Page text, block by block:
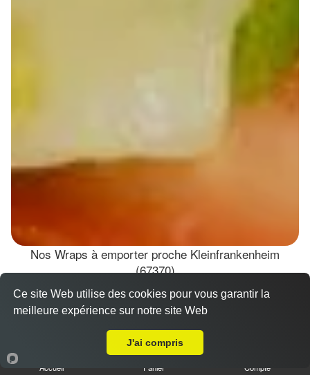
Nos Wraps à emporter proche Kleinfrankenheim
(67370)
Wraps Chicken
8.50 €
Accueil Panier Compte
Ce site Web utilise des cookies pour vous garantir la
meilleure expérience sur notre site Web
J'ai compris